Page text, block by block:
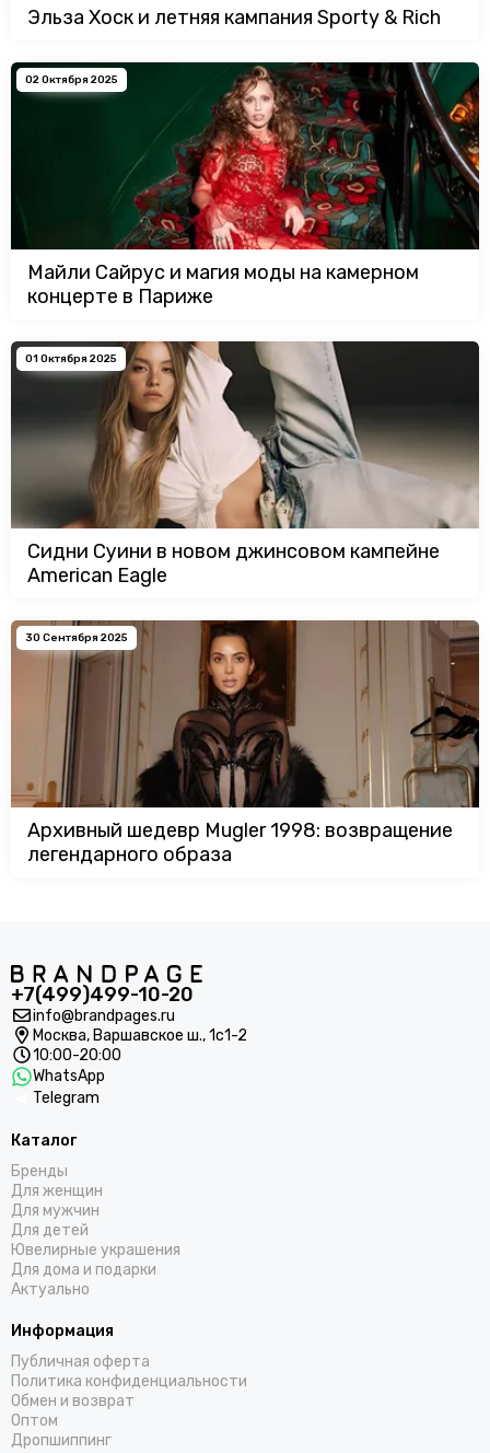
Эльза Хоск и летняя кампания Sporty & Rich
02 Октября 2025
Майли Сайрус и магия моды на камерном
концерте в Париже
01 Октября 2025
Сидни Суини в новом джинсовом кампейне
American Eagle
30 Сентября 2025
Архивный шедевр Mugler 1998: возвращение
легендарного образа
+7(499)499-10-20
info@brandpages.ru
Москва, Варшавское ш., 1с1-2
10:00-20:00
WhatsApp
Telegram
Каталог
Бренды
Для женщин
Для мужчин
Для детей
Ювелирные украшения
Для дома и подарки
Актуально
Информация
Публичная оферта
Политика конфиденциальности
Обмен и возврат
Оптом
Дропшиппинг